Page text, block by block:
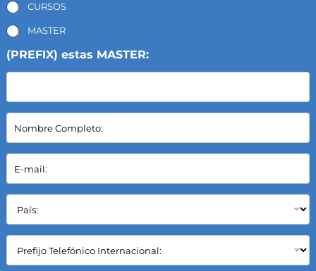
CURSOS
MASTER
(PREFIX) estas MASTER:
N
m
b
e
C
m
p
e
E
m
a
l
*
P
í
s
*
C
m